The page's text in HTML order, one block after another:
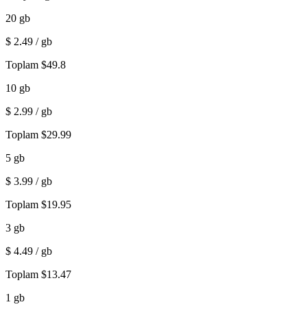
20 gb
$ 2.49 / gb
Toplam $49.8
10 gb
$ 2.99 / gb
Toplam $29.99
5 gb
$ 3.99 / gb
Toplam $19.95
3 gb
$ 4.49 / gb
Toplam $13.47
1 gb